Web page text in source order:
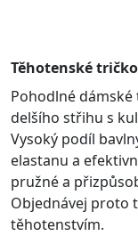
Těhotenské tričko
Pohodlné
delšího střihu s
Vysoký podíl
elastanu a
pružné a
Objednávej proto
těhotenstvím.